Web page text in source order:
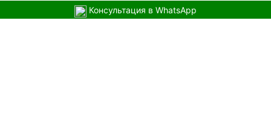
Консультация в WhatsApp